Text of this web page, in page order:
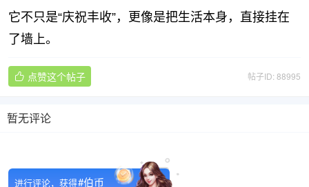
它不只是“庆祝丰收”，更像是把生活本身，直接挂在
了墙上。
帖子ID: 88995
 点赞这个帖子
暂无评论
进行评论，获得#伯币